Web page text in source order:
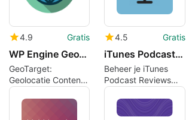
4.9 Gratis
WP Engine GeoTarget
GeoTarget:
Geolocatie Content
voor WordPress
4.5 Gratis
iTunes Podcast Review Manager
Beheer je iTunes
Podcast Reviews
Efficiënt